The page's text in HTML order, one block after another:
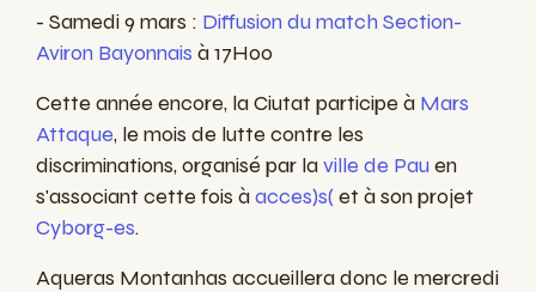
- Samedi 9 mars : Diffusion du match Section-
Aviron Bayonnais à 17H00
Cette année encore, la Ciutat participe à Mars
Attaque, le mois de lutte contre les
discriminations, organisé par laville de Pau en
s'associant cette fois àacces)s(et à son projet
Cyborg-es.
Aqueras Montanhas accueillera donc le mercredi